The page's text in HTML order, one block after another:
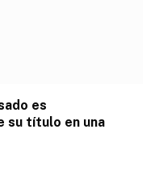
es
su título en una